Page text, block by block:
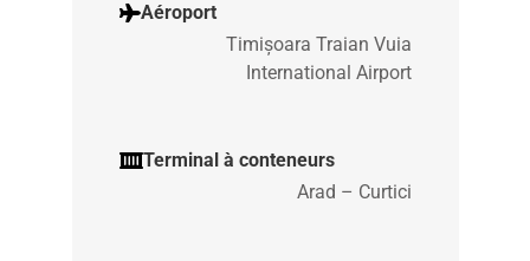
Aéroport
Timișoara Traian Vuia
International Airport
Terminal à conteneurs
Arad – Curtici